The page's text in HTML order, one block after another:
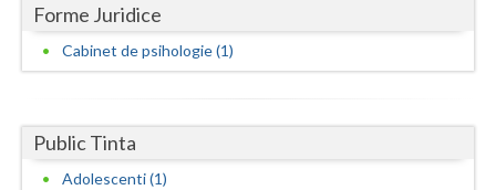
Hunedoara
Ialomita
Ilfov
Forme Juridice
Cabinet de psihologie (1)
Public Tinta
Adolescenti (1)